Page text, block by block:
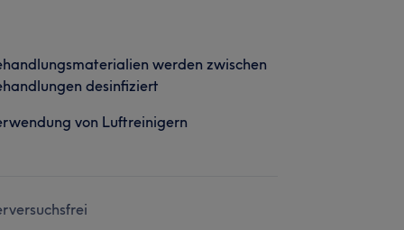
werden zwischen
desinfiziert
von Luftreinigern